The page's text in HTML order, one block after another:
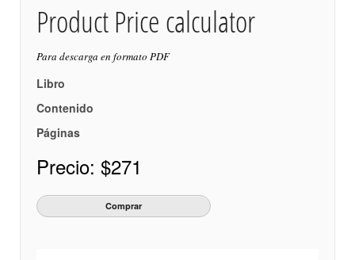
Product Price calculator
Para descarga en formato PDF
Libro
Contenido
Páginas
Precio: $271